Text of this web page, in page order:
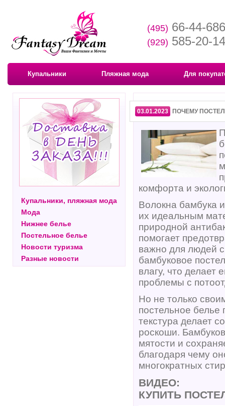
(495) 66-44-686
(929) 585-20-14
Купальники Пляжная мода Для
Купальники, пляжная мода
Мода
Нижнее белье
Постельное белье
Новости туризма
Разные новости
03.01.2023 ПОЧЕМУ
комфорта и
Волокна бамбука
их идеальным
природной
помогает
важно для людей
бамбуковое
влагу, что делает
проблемы с
Но не только
постельное белье
текстура делает
роскоши.
мятости и
благодаря чему
многократных
ВИДЕО:
КУПИТЬ